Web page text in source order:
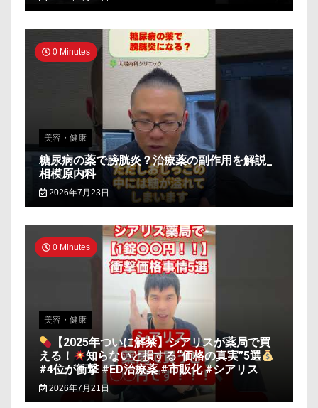
0 Minutes
美容・健康
糖尿病の薬で膀胱炎？治療薬の副作用を解説_
相模原内科
2026年7月23日
0 Minutes
美容・健康
【2025年ついに解禁】シアリスが薬局で買
える！
知らないと損する“価格の真実”5選
#4位が衝撃 #ED治療薬 #市販化 #シアリス
2026年7月21日